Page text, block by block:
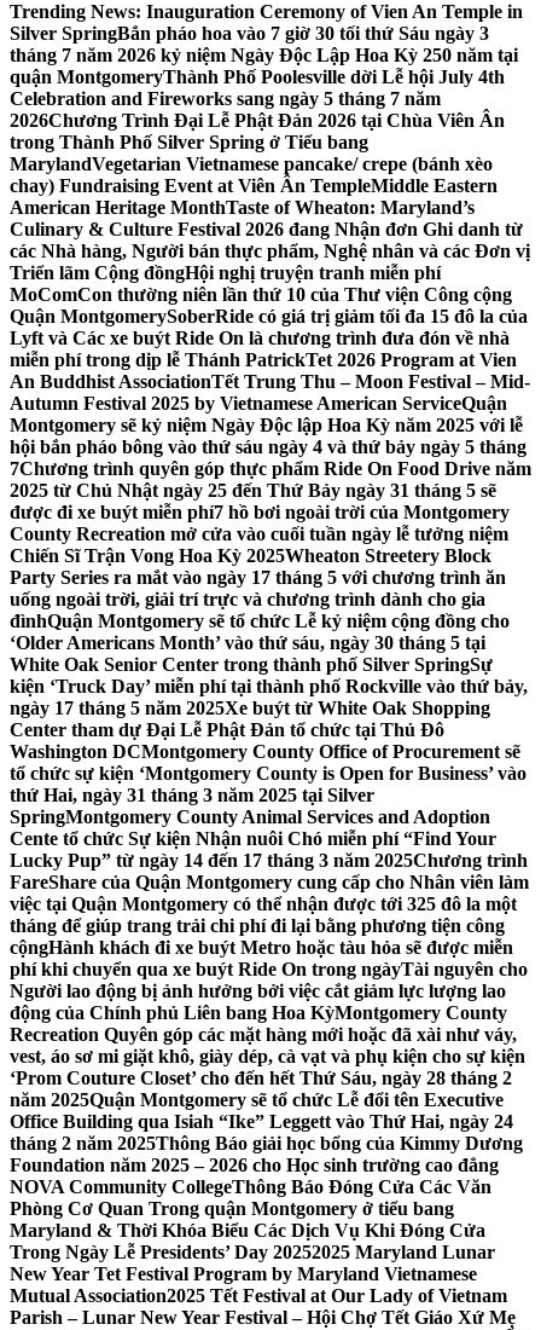
Trending News: Inauguration Ceremony of Vien An Temple in
Silver SpringBắn pháo hoa vào 7 giờ 30 tối thứ Sáu ngày 3
tháng 7 năm 2026 kỷ niệm Ngày Độc Lập Hoa Kỳ 250 năm tại
quận MontgomeryThành Phố Poolesville dời Lễ hội July 4th
Celebration and Fireworks sang ngày 5 tháng 7 năm
2026Chương Trình Đại Lễ Phật Đản 2026 tại Chùa Viên Ân
trong Thành Phố Silver Spring ở Tiểu bang
MarylandVegetarian Vietnamese pancake/ crepe (bánh xèo
chay) Fundraising Event at Viên Ân TempleMiddle Eastern
American Heritage MonthTaste of Wheaton: Maryland’s
Culinary & Culture Festival 2026 đang Nhận đơn Ghi danh từ
các Nhà hàng, Người bán thực phẩm, Nghệ nhân và các Đơn vị
Triển lãm Cộng đồngHội nghị truyện tranh miễn phí
MoComCon thường niên lần thứ 10 của Thư viện Công cộng
Quận MontgomerySoberRide có giá trị giảm tối đa 15 đô la của
Lyft và Các xe buýt Ride On là chương trình đưa đón về nhà
miễn phí trong dịp lễ Thánh PatrickTet 2026 Program at Vien
An Buddhist AssociationTết Trung Thu – Moon Festival – Mid-
Autumn Festival 2025 by Vietnamese American ServiceQuận
Montgomery sẽ kỷ niệm Ngày Độc lập Hoa Kỳ năm 2025 với lễ
hội bắn pháo bông vào thứ sáu ngày 4 và thứ bảy ngày 5 tháng
7Chương trình quyên góp thực phẩm Ride On Food Drive năm
2025 từ Chủ Nhật ngày 25 đến Thứ Bảy ngày 31 tháng 5 sẽ
được đi xe buýt miễn phí7 hồ bơi ngoài trời của Montgomery
County Recreation mở cửa vào cuối tuần ngày lễ tưởng niệm
Chiến Sĩ Trận Vong Hoa Kỳ 2025Wheaton Streetery Block
Party Series ra mắt vào ngày 17 tháng 5 với chương trình ăn
uống ngoài trời, giải trí trực và chương trình dành cho gia
đìnhQuận Montgomery sẽ tổ chức Lễ kỷ niệm cộng đồng cho
‘Older Americans Month’ vào thứ sáu, ngày 30 tháng 5 tại
White Oak Senior Center trong thành phố Silver SpringSự
kiện ‘Truck Day’ miễn phí tại thành phố Rockville vào thứ bảy,
ngày 17 tháng 5 năm 2025Xe buýt từ White Oak Shopping
Center tham dự Đại Lễ Phật Đản tổ chức tại Thủ Đô
Washington DCMontgomery County Office of Procurement sẽ
tổ chức sự kiện ‘Montgomery County is Open for Business’ vào
thứ Hai, ngày 31 tháng 3 năm 2025 tại Silver
SpringMontgomery County Animal Services and Adoption
Cente tổ chức Sự kiện Nhận nuôi Chó miễn phí “Find Your
Lucky Pup” từ ngày 14 đến 17 tháng 3 năm 2025Chương trình
FareShare của Quận Montgomery cung cấp cho Nhân viên làm
việc tại Quận Montgomery có thể nhận được tới 325 đô la một
tháng để giúp trang trải chi phí đi lại bằng phương tiện công
cộngHành khách đi xe buýt Metro hoặc tàu hỏa sẽ được miễn
phí khi chuyển qua xe buýt Ride On trong ngàyTài nguyên cho
Người lao động bị ảnh hưởng bởi việc cắt giảm lực lượng lao
động của Chính phủ Liên bang Hoa KỳMontgomery County
Recreation Quyên góp các mặt hàng mới hoặc đã xài như váy,
vest, áo sơ mi giặt khô, giày dép, cà vạt và phụ kiện cho sự kiện
‘Prom Couture Closet’ cho đến hết Thứ Sáu, ngày 28 tháng 2
năm 2025Quận Montgomery sẽ tổ chức Lễ đổi tên Executive
Office Building qua Isiah “Ike” Leggett vào Thứ Hai, ngày 24
tháng 2 năm 2025Thông Báo giải học bổng của Kimmy Dương
Foundation năm 2025 – 2026 cho Học sinh trường cao đẳng
NOVA Community CollegeThông Báo Đóng Cửa Các Văn
Phòng Cơ Quan Trong quận Montgomery ở tiểu bang
Maryland & Thời Khóa Biểu Các Dịch Vụ Khi Đóng Cửa
Trong Ngày Lễ Presidents’ Day 20252025 Maryland Lunar
New Year Tet Festival Program by Maryland Vietnamese
Mutual Association2025 Tết Festival at Our Lady of Vietnam
Parish – Lunar New Year Festival – Hội Chợ Tết Giáo Xứ Mẹ